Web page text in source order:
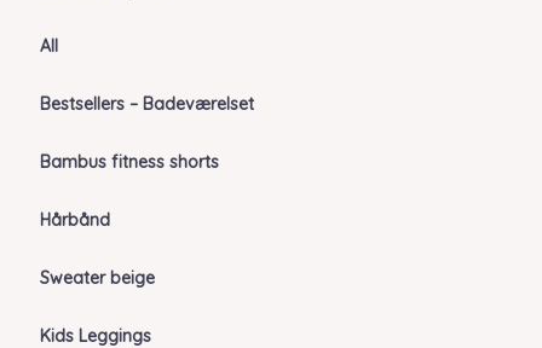
All
Bestsellers – Badeværelset
Bambus fitness shorts
Hårbånd
Sweater beige
Kids Leggings